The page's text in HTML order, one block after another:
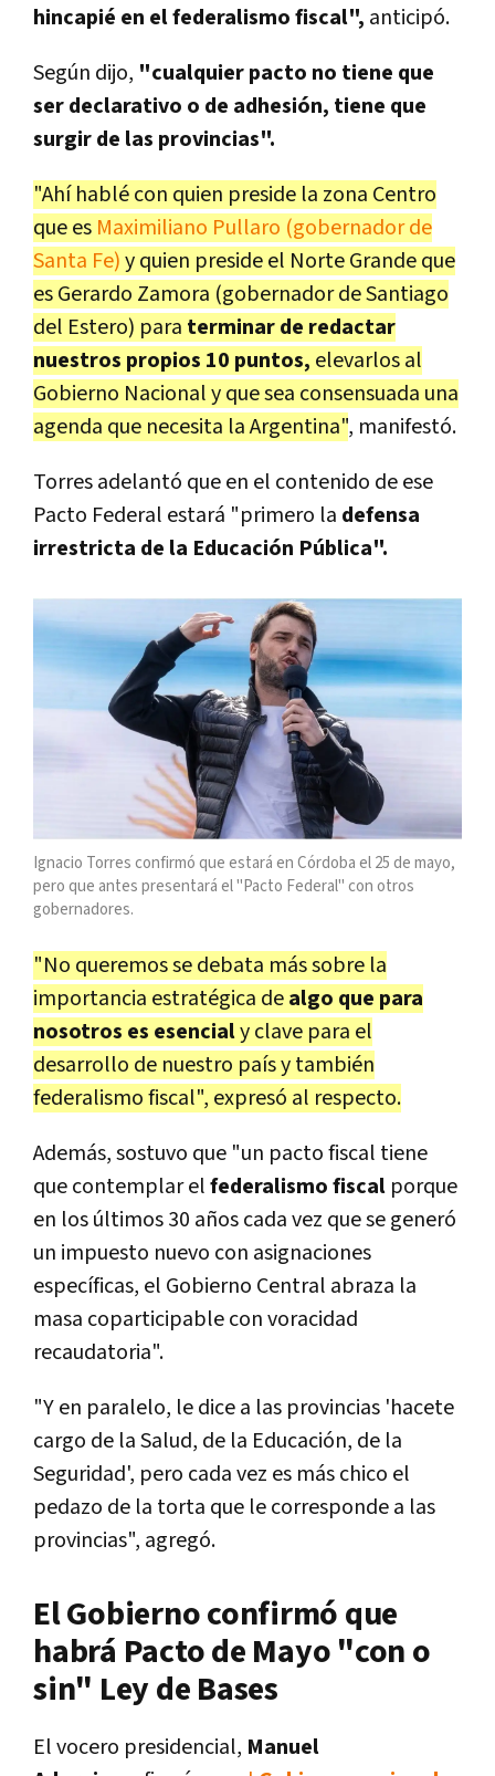
hincapié en el federalismo fiscal", anticipó.
Según dijo, "cualquier pacto no tiene que
ser declarativo o de adhesión, tiene que
surgir de las provincias".
"Ahí hablé con quien preside la zona Centro
que es Maximiliano Pullaro (gobernador de
Santa Fe)y quien preside el Norte Grande que
es Gerardo Zamora (gobernador de Santiago
del Estero) para terminar de redactar
nuestros propios 10 puntos, elevarlos al
Gobierno Nacional y que sea consensuada una
agenda que necesita la Argentina", manifestó.
Torres adelantó que en el contenido de ese
Pacto Federal estará "primero la defensa
irrestricta de la Educación Pública".
Ignacio Torres confirmó que estará en Córdoba el 25 de mayo,
pero que antes presentará el "Pacto Federal" con otros
gobernadores.
"No queremos se debata más sobre la
importancia estratégica dealgo que para
nosotros es esencialy clave para el
desarrollo de nuestro país y también
federalismo fiscal", expresó al respecto.
Además, sostuvo que "un pacto fiscal tiene
que contemplar elfederalismo fiscal porque
en los últimos 30 años cada vez que se generó
un impuesto nuevo con asignaciones
específicas, el Gobierno Central abraza la
masa coparticipable con voracidad
recaudatoria".
"Y en paralelo, le dice a las provincias 'hacete
cargo de la Salud, de la Educación, de la
Seguridad', pero cada vez es más chico el
pedazo de la torta que le corresponde a las
provincias", agregó.
El Gobierno confirmó que
habrá Pacto de Mayo "con o
sin" Ley de Bases
El vocero presidencial, Manuel